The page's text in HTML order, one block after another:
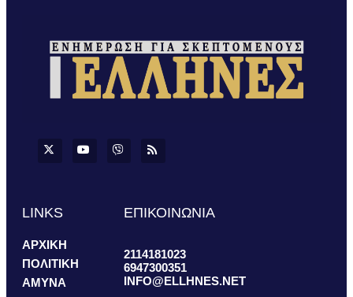
LINKS
ΑΡΧΙΚΗ
ΠΟΛΙΤΙΚΗ
ΑΜΥΝΑ
ΕΠΙΚΟΙΝΩΝΙΑ
2114181023
6947300351
INFO@ELLHNES.NET